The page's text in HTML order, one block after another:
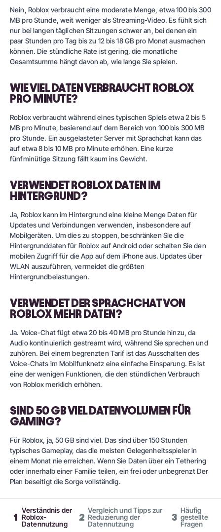
Nein, Roblox verbraucht eine moderate Menge, etwa 100 bis 300
MB pro Stunde, weit weniger als Streaming-Video. Es fühlt sich
nur bei langen täglichen Sitzungen schwer an, bei denen ein
paar Stunden pro Tag bis zu 12 bis 18 GB pro Monat ausmachen
können. Die stündliche Rate ist gering, die monatliche
Gesamtsumme hängt davon ab, wie lange Sie spielen.
WIE VIEL DATEN VERBRAUCHT ROBLOX
PRO MINUTE?
Roblox verbraucht während eines typischen Spiels etwa 2 bis 5
MB pro Minute, basierend auf dem Bereich von 100 bis 300 MB
pro Stunde. Ein ausgelasteter Server mit Sprachchat kann das
auf etwa 8 bis 10 MB pro Minute erhöhen. Eine kurze
fünfminütige Sitzung fällt kaum ins Gewicht.
VERWENDET ROBLOX DATEN IM
HINTERGRUND?
Ja, Roblox kann im Hintergrund eine kleine Menge Daten für
Updates und Verbindungen verwenden, insbesondere auf
Mobilgeräten. Um dies zu stoppen, beschränken Sie die
Hintergrunddaten für Roblox auf Android oder schalten Sie den
mobilen Zugriff für die App auf dem iPhone aus. Updates über
WLAN auszuführen, vermeidet die größten
Hintergrundbelastungen.
VERWENDET DER SPRACHCHAT VON
ROBLOX MEHR DATEN?
Ja. Voice-Chat fügt etwa 20 bis 40 MB pro Stunde hinzu, da
Audio kontinuierlich gestreamt wird, während Sie sprechen und
zuhören. Bei einem begrenzten Tarif ist das Ausschalten des
Voice-Chats im Mobilfunknetz eine einfache Einsparung. Es ist
eine der wenigen Funktionen, die den stündlichen Verbrauch
von Roblox merklich erhöhen.
SIND 50 GB VIEL DATENVOLUMEN FÜR
GAMING?
Für Roblox, ja, 50 GB sind viel. Das sind über 150 Stunden
typisches Gameplay, das die meisten Gelegenheitsspieler in
einem Monat nie erreichen. Wenn Sie Daten über ein Tethering
oder innerhalb einer Familie teilen, einfreioderunbegrenztDer
Plan beseitigt die Sorge vollständig.
1
Verständnis der
Roblox-
Datennutzung
2
Vergleich und Tipps zur
Reduzierung der
Datennutzung
3
Häufig
gestellte
Fragen